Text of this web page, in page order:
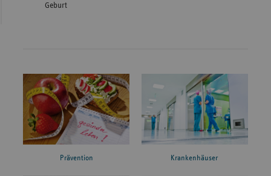
Geburt
Prävention Krankenhäuser